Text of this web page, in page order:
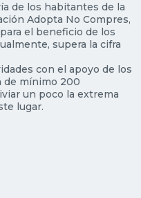
de los habitantes de la
Adopta No Compres,
el beneficio de los
supera la cifra
con el apoyo de los
de mínimo 200
un poco la extrema
lugar.